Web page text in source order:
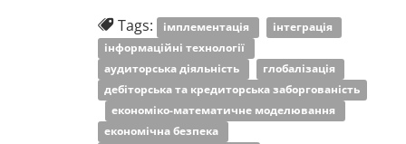
Tags: імплементація
інтеграція
інформаційні технології
аудиторська діяльність
глобалізація
дебіторська та кредиторська заборгованість
економіко-математичне моделювання
економічна безпека